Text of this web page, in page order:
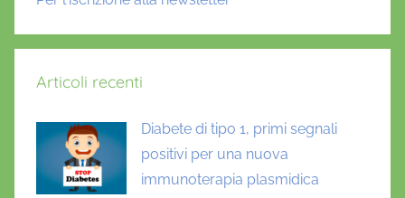
c
,
a
g
Articoli recenti
Diabete di tipo 1, primi segnali
positivi per una nuova
immunoterapia plasmidica